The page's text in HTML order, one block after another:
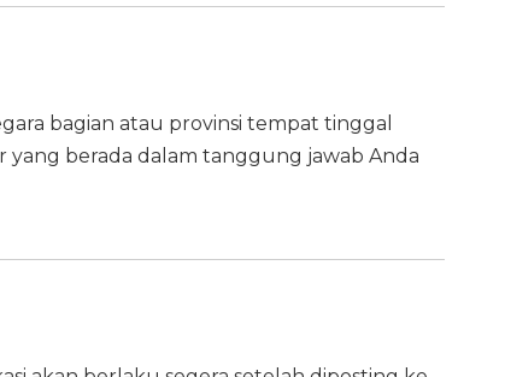
bagian atau provinsi tempat tinggal
berada dalam tanggung jawab Anda